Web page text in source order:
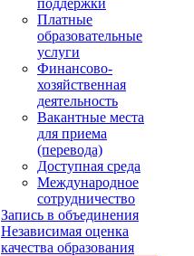
поддержки
Платные
образовательные
услуги
Финансово-
хозяйственная
деятельность
Вакантные места
для приема
(перевода)
Доступная среда
Международное
сотрудничество
Запись в объединения
Независимая оценка
качества образования